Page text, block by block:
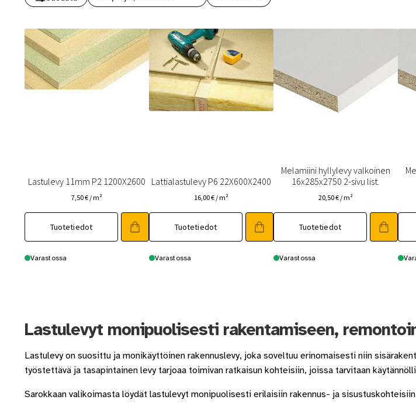
Toimitustavat- ja kulutTummuneet tai kuivat lauteet? Näin saat saunan puupinnat taas siisteiksi
Lastulevy 11mm P2 1200X2600
7,50€ / m²
Tuotetiedot
Varastossa
Lattialastulevy P6 22X600X2400
16,00€ / m²
Tuotetiedot
Varastossa
Melamiini hyllylevy valkoinen
16x285x2750 2-sivu list.
20,50€ / m²
Tuotetiedot
Varastossa
Lastulevyt monipuolisesti rakentamiseen,
Lastulevy on suosittu ja monikäyttöinen rakennuslevy, joka soveltuu erinomaisesti niin
työstettävä ja tasapintainen levy tarjoaa toimivan ratkaisun kohteisiin, joissa tarvitaan
Sarokkaan valikoimasta löydät lastulevyt monipuolisesti erilaisiin rakennus- ja